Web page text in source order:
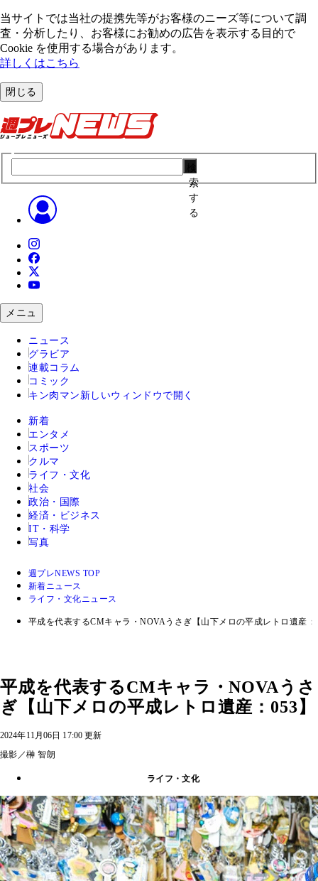
当サイトでは当社の提携先等がお客様のニーズ等について調
査・分析したり、お客様にお勧めの広告を表⽰する⽬的で
Cookie を使⽤する場合があります。
詳しくはこちら
閉じる
索
す
る
メニュ
ニュース
グラビア
連載コラム
コミック
キン肉マン 新しいウィンドウで開く
新着
エンタメ
スポーツ
クルマ
ライフ・文化
社会
政治・国際
経済・ビジネス
IT・科学
写真
週プレNEWS TOP
新着ニュース
ライフ・文化ニュース
平成を代表するCMキャラ・NOVAうさぎ【山下メロの平成レトロ遺産：
平成を代表するCMキャラ・NOVAうさ
ぎ【山下メロの平成レトロ遺産：053】
2024年11月06日 17:00 更新
撮影／榊 智朗
ライフ・文化